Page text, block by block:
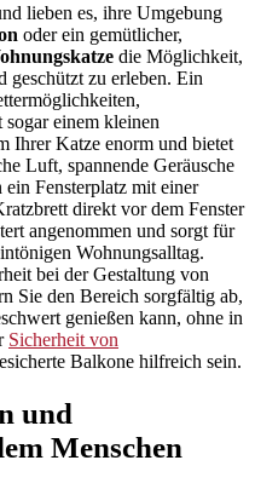
lieben es, ihre Umgebung
oder ein gemütlicher,
die Möglichkeit,
geschützt zu erleben. Ein
einem kleinen
Ihrer Katze enorm und bietet
Luft, spannende Geräusche
Fensterplatz mit einer
direkt vor dem Fenster
angenommen und sorgt für
Wohnungsalltag.
bei der Gestaltung von
Sie den Bereich sorgfältig ab,
genießen kann, ohne in
Sicherheit von
Balkone hilfreich sein.
und
Menschen